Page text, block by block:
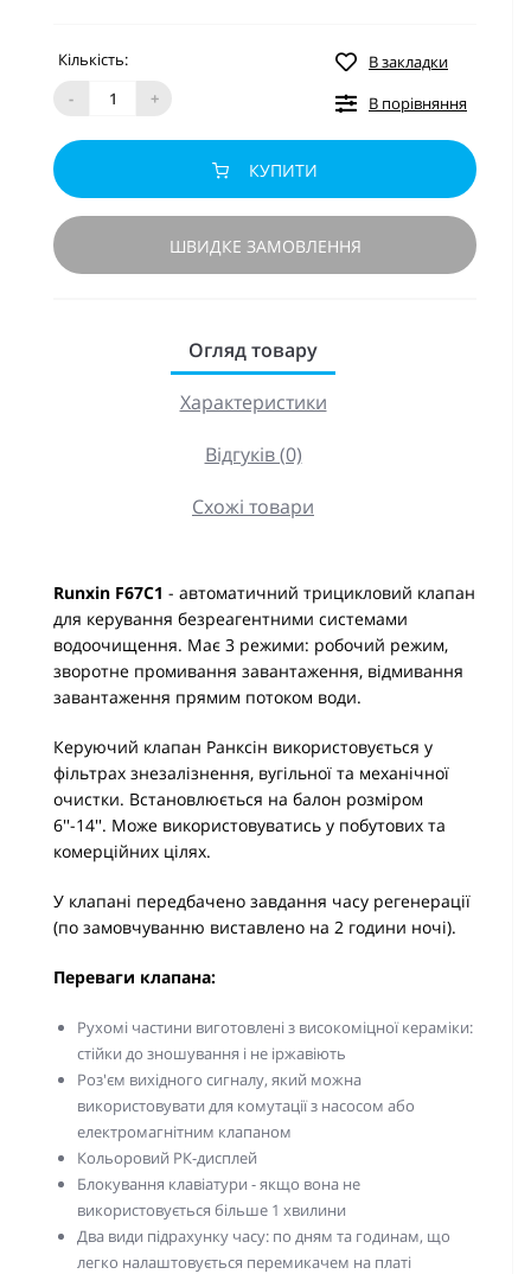
Кількість:
-
+
В закладки
В порівняння
КУПИТИ
ШВИДКЕ ЗАМОВЛЕННЯ
Огляд товару
Характеристики
Відгуків (0)
Схожі товари
Runxin F67C1 - автоматичний трицикловий клапан
для керування безреагентними системами
водоочищення. Має 3 режими: робочий режим,
зворотне промивання завантаження, відмивання
завантаження прямим потоком води.
Керуючий клапан Ранксін використовується у
фільтрах знезалізнення, вугільної та механічної
очистки. Встановлюється на балон розміром
6''-14''. Може використовуватись у побутових та
комерційних цілях.
У клапані передбачено завдання часу регенерації
(по замовчуванню виставлено на 2 години ночі).
Переваги клапана:
Рухомі частини виготовлені з високоміцної кераміки:
стійки до зношування і не іржавіють
Роз'єм вихідного сигналу, який можна
використовувати для комутації з насосом або
електромагнітним клапаном
Кольоровий РК-дисплей
Блокування клавіатури - якщо вона не
використовується більше 1 хвилини
Два види підрахунку часу: по дням та годинам, що
легко налаштовується перемикачем на платі